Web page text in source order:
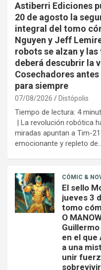
Astiberri Ediciones
20 de agosto la
integral del tomo
Nguyen y Jeff
robots se alzan y
deberá descubrir la
Cosechadores
para siempre
07/08/2026 Distópolis
Tiempo de lectura: 4
| La revolución robótica
miradas apuntan a Tim-
emocionante y repleto
CÓMIC &
El sello
jueves 3
tomo
O
en el que
a una
unir